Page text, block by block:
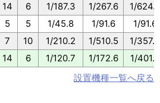
14 6 1/187.3 1/267.6
1/624.5
5 5 1/45.8 1/91.6
1/91.6
7 10 1/210.2 1/510.5
1/357.4
14 6 1/120.7 1/172.6
1/401.8
設置機種一覧へ戻る